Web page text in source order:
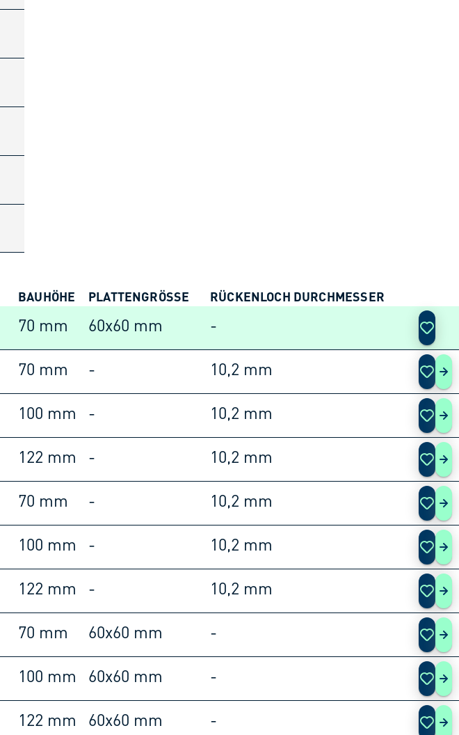
BAUHÖHE PLATTENGRÖSSE RÜCKENLOCH DURCHMESSER
70 mm 60x60 mm -
70 mm - 10,2 mm
100 mm - 10,2 mm
122 mm - 10,2 mm
70 mm - 10,2 mm
100 mm - 10,2 mm
122 mm - 10,2 mm
70 mm 60x60 mm -
100 mm 60x60 mm -
122 mm 60x60 mm -